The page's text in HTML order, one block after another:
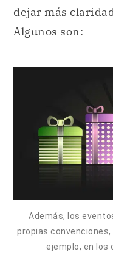
dejar más
Algunos son:
Además, los
propias
ejemplo, en los